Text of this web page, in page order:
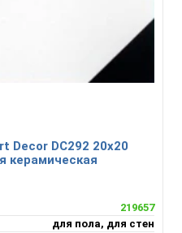
Decor DC292 20x20
керамическая
219657
для пола, для стен